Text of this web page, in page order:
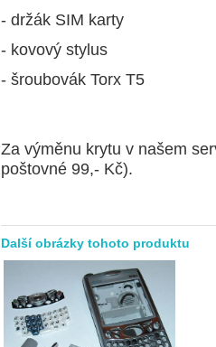
- držák SIM karty
- kovový stylus
- šroubovák Torx T5
Za výměnu krytu v našem
poštovné 99,- Kč).
Další obrázky tohoto produktu